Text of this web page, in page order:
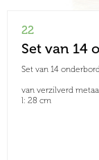
22
Set van 14
Set van 14
van verzilverd
l: 28 cm